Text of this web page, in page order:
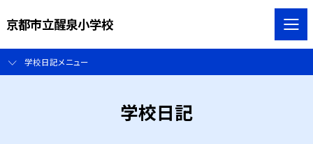
京都市立醒泉小学校
学校日記メニュー
学校日記